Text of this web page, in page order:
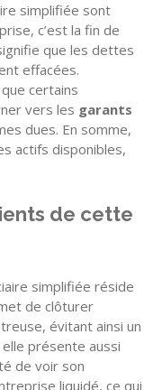
simplifiée sont
c’est la fin de
que les dettes
effacées.
certains
vers les garants
dues. En somme,
actifs disponibles,
de cette
simplifiée réside
de clôturer
évitant ainsi un
présente aussi
de voir son
liquidé, ce qui